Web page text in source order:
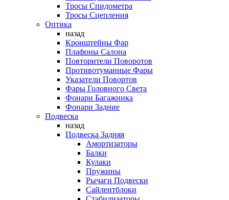
Тросы Спидометра
Тросы Сцепления
Оптика
назад
Кронштейны Фар
Плафоны Салона
Повторители Поворотов
Противотуманные Фары
Указатели Повортов
Фары Головного Света
Фонари Багажника
Фонари Задние
Подвеска
назад
Подвеска Задняя
Амортизаторы
Балки
Кулаки
Пружины
Рычаги Подвески
Сайлентблоки